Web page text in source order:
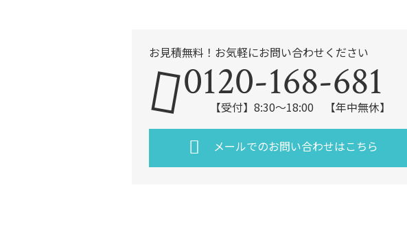
お見積無料！お気軽にお問い合わせください
0120-168-681
【受付】8:30～18:00 【年中無休】
メールでのお問い合わせはこちら